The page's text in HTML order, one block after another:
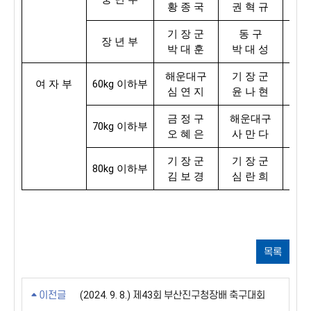
황 종 국 권 혁 규
장 년 부
기 장 군
박 대 훈
동 구
박 대 성
여 자 부 60kg 이하부
해운대구
심 연 지
기 장 군
윤 나 현
70kg 이하부
금 정 구
오 혜 은
해운대구
사 만 다
80kg 이하부
기 장 군
김 보 경
기 장 군
심 란 희
목록
이전글 (2024. 9. 8.) 제43회 부산진구청장배 축구대회